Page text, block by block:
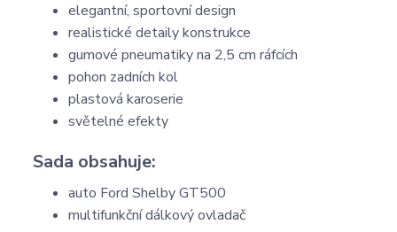
elegantní, sportovní design
realistické detaily konstrukce
gumové pneumatiky na 2,5 cm ráfcích
pohon zadních kol
plastová karoserie
světelné efekty
Sada obsahuje:
auto Ford Shelby GT500
multifunkční dálkový ovladač